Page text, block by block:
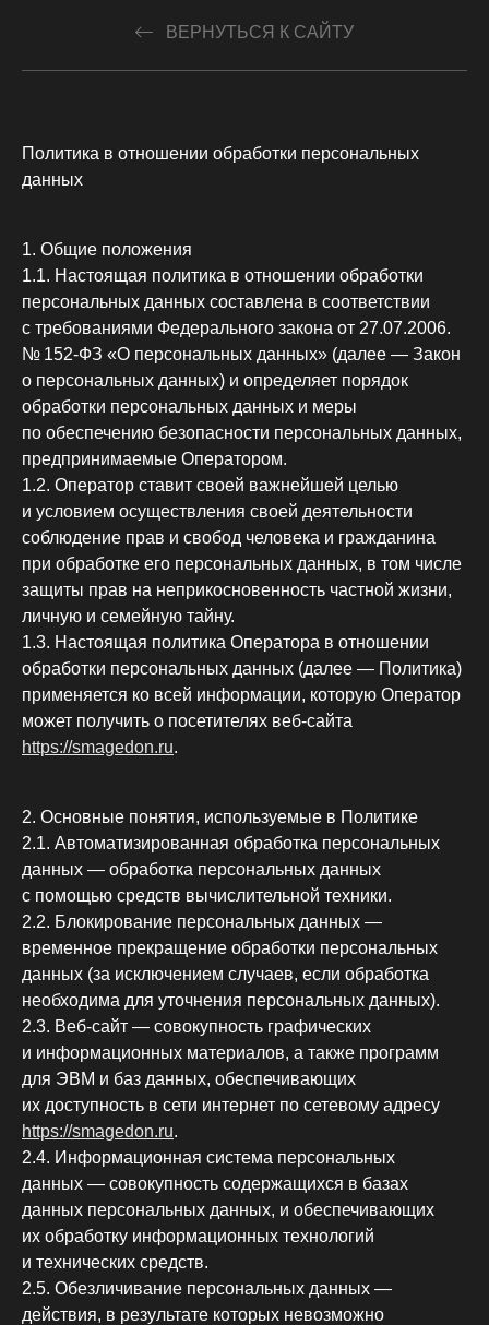
ВЕРНУТЬСЯ К САЙТУ
Политика в отношении обработки персональных
данных
1. Общие положения
1.1. Настоящая политика в отношении обработки
персональных данных составлена в соответствии
с требованиями Федерального закона от 27.07.2006.
№ 152-ФЗ «О персональных данных» (далее — Закон
о персональных данных) и определяет порядок
обработки персональных данных и меры
по обеспечению безопасности персональных данных,
предпринимаемые Оператором.
1.2. Оператор ставит своей важнейшей целью
и условием осуществления своей деятельности
соблюдение прав и свобод человека и гражданина
при обработке его персональных данных, в том числе
защиты прав на неприкосновенность частной жизни,
личную и семейную тайну.
1.3. Настоящая политика Оператора в отношении
обработки персональных данных (далее — Политика)
применяется ко всей информации, которую Оператор
может получить о посетителях веб-сайта
https://smagedon.ru.
2. Основные понятия, используемые в Политике
2.1. Автоматизированная обработка персональных
данных — обработка персональных данных
с помощью средств вычислительной техники.
2.2. Блокирование персональных данных —
временное прекращение обработки персональных
данных (за исключением случаев, если обработка
необходима для уточнения персональных данных).
2.3. Веб-сайт — совокупность графических
и информационных материалов, а также программ
для ЭВМ и баз данных, обеспечивающих
их доступность в сети интернет по сетевому адресу
https://smagedon.ru.
2.4. Информационная система персональных
данных — совокупность содержащихся в базах
данных персональных данных, и обеспечивающих
их обработку информационных технологий
и технических средств.
2.5. Обезличивание персональных данных —
действия, в результате которых невозможно